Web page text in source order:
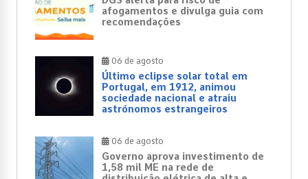
afogamentos e divulga guia com
recomendações
06 de agosto
Último eclipse solar total em
Portugal, em 1912, animou
sociedade nacional e atraiu
astrónomos estrangeiros
06 de agosto
Governo aprova investimento de
1,58 mil ME na rede de